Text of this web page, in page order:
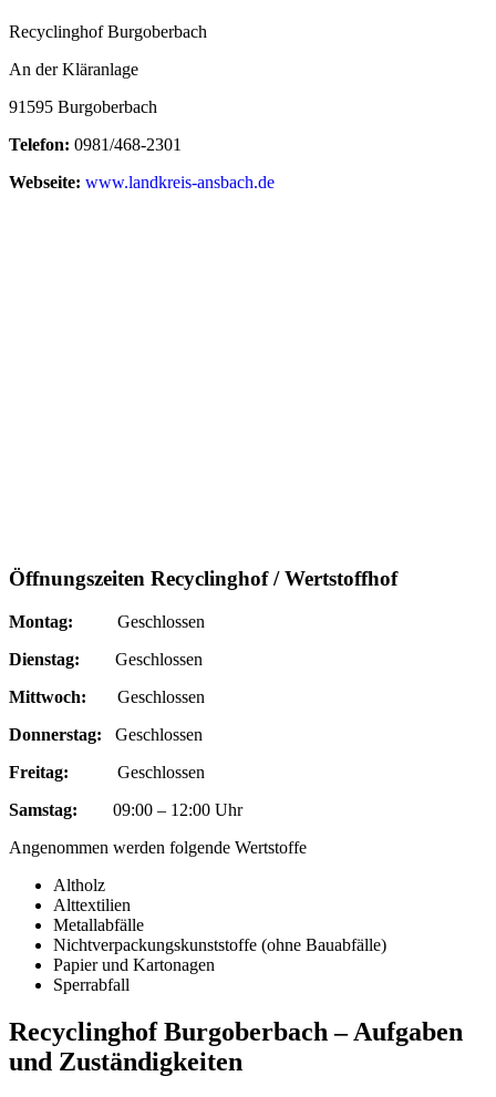
Recyclinghof Burgoberbach
An der Kläranlage
91595 Burgoberbach
Telefon: 0981/468-2301
Webseite: www.landkreis-ansbach.de
Öffnungszeiten Recyclinghof / Wertstoffhof
Montag: Geschlossen
Dienstag: Geschlossen
Mittwoch: Geschlossen
Donnerstag: Geschlossen
Freitag: Geschlossen
Samstag:
09:00 – 12:00 Uhr
Angenommen werden folgende Wertstoffe
Altholz
Alttextilien
Metallabfälle
Nichtverpackungskunststoffe (ohne Bauabfälle)
Papier und Kartonagen
Sperrabfall
Recyclinghof Burgoberbach – Aufgaben
und Zuständigkeiten